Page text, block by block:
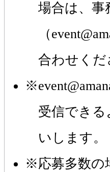
場合は、事
（
合わせくだ
受信でき
いします。
応募多数の